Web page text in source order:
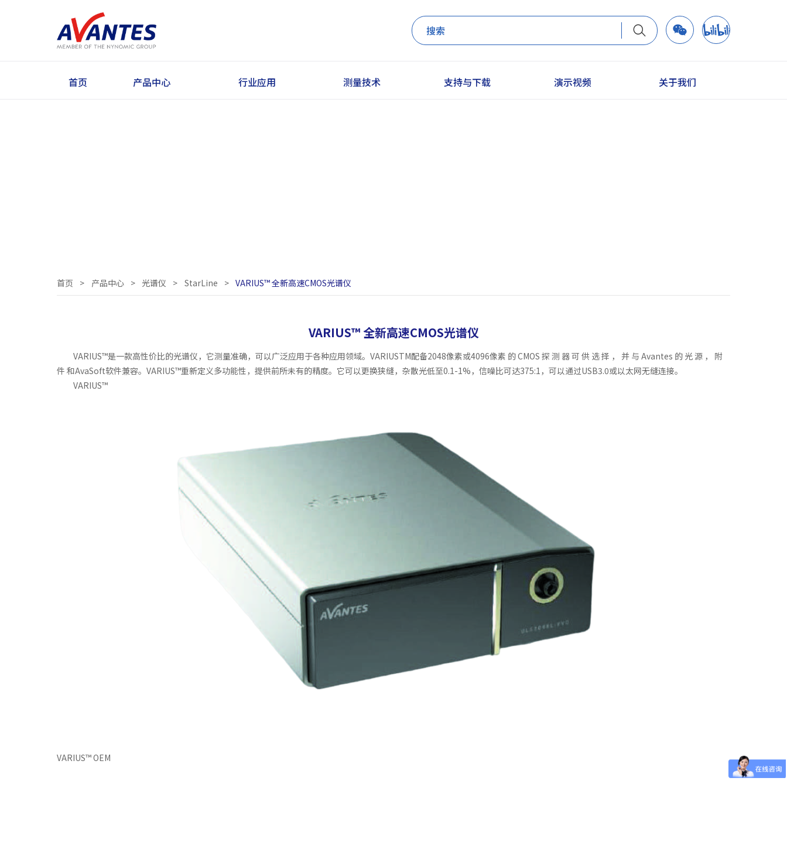
首页 产品中心 行业应用 测量技术 支持与下载 演示视频 关于我们
首页 > 产品中心 > 光谱仪 > StarLine > VARIUS™ 全新高速CMOS光谱仪
VARIUS™ 全新高速CMOS光谱仪
VARIUS™是一款高性价比的光谱仪，它测量准确，可以广泛应用于各种应用领域。VARIUSTM配备2048像素或4096像素 的 CMOS 探 测 器 可 供 选 择 ， 并 与 Avantes 的 光 源 ， 附
件 和AvaSoft软件兼容。VARIUS™重新定义多功能性，提供前所未有的精度。它可以更换狭缝，杂散光低至0.1-1%，信噪比可达375:1，可以通过USB3.0或以太网无缝连接。
VARIUS™
VARIUS™ OEM